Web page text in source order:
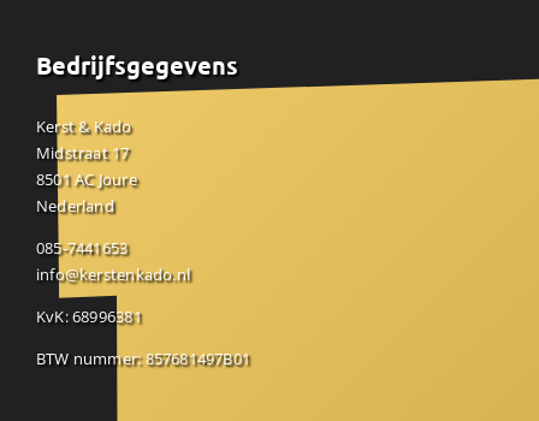
Bedrijfsgegevens
Kerst & Kado
Midstraat 17
8501 AC Joure
Nederland
085-7441653
info@kerstenkado.nl
KvK: 68996381
BTW nummer: 857681497B01